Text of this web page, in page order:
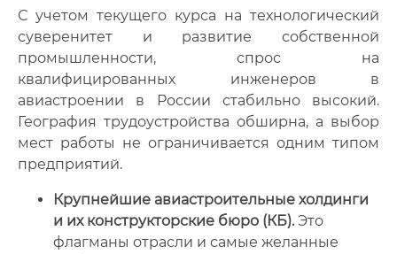
С учетом текущего курса на технологический
суверенитет и развитие собственной
промышленности, спрос на
квалифицированных инженеров в
авиастроении в России стабильно высокий.
География трудоустройства обширна, а выбор
мест работы не ограничивается одним типом
предприятий.
Крупнейшие авиастроительные холдинги
и их конструкторские бюро (КБ).Это
флагманы отрасли и самые желанные